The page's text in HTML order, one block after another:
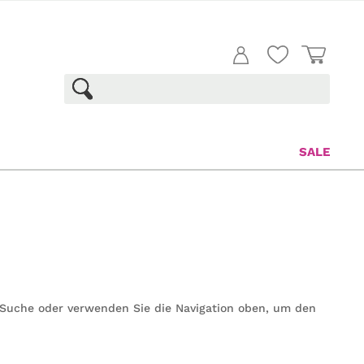
SALE
oder verwenden Sie die Navigation oben, um den